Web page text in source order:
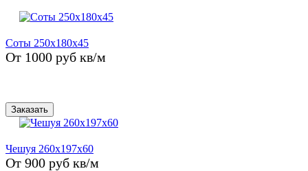
Cоты 250x180x45
От 1000 руб кв/м
Заказать
Чешуя 260х197х60
От 900 руб кв/м